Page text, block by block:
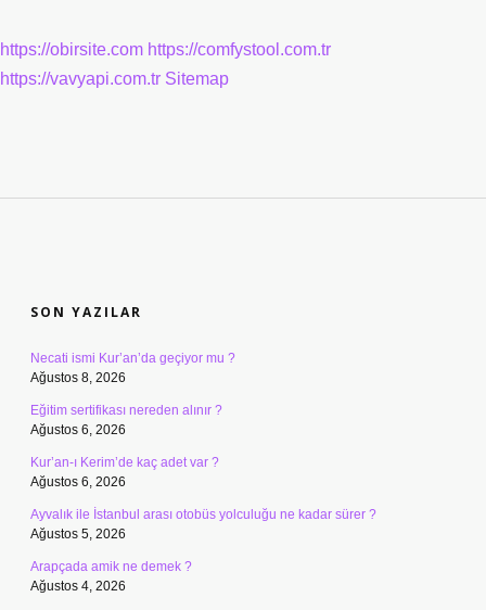
https://obirsite.com https://comfystool.com.tr
https://vavyapi.com.tr Sitemap
SON YAZILAR
Necati ismi Kur’an’da geçiyor mu ?
Ağustos 8, 2026
Eğitim sertifikası nereden alınır ?
Ağustos 6, 2026
Kur’an-ı Kerim’de kaç adet var ?
Ağustos 6, 2026
Ayvalık ile İstanbul arası otobüs yolculuğu ne kadar sürer ?
Ağustos 5, 2026
Arapçada amik ne demek ?
Ağustos 4, 2026